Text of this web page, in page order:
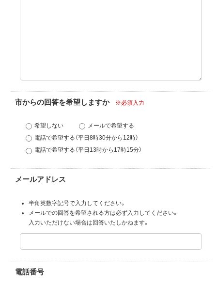
市からの回答を希望しますか ※必須入力
希望しない
メールで希望する
電話で希望する（平日8時30分から12時）
電話で希望する（平日13時から17時15分）
メールアドレス
半角英数字記号で入力してください。
メールでの回答を希望される方は必ず入力してください。
入力いただけない場合は回答いたしかねます。
電話番号